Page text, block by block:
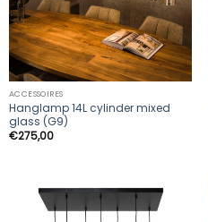
ACCESSOIRES
Hanglamp 14L cylinder mixed
glass (G9)
€275,00